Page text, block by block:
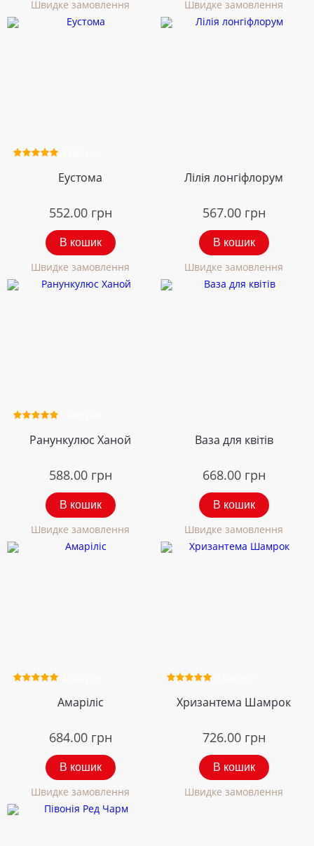
Швидке замовлення Швидке замовлення
Еустома
552.00 грн
В кошик
Швидке замовлення
Лілія лонгіфлорум
567.00 грн
В кошик
Швидке замовлення
Ранункулюс Ханой
588.00 грн
В кошик
Швидке замовлення
Ваза для квітів
668.00 грн
В кошик
Швидке замовлення
Амаріліс
684.00 грн
В кошик
Швидке замовлення
Хризантема Шамрок
726.00 грн
В кошик
Швидке замовлення